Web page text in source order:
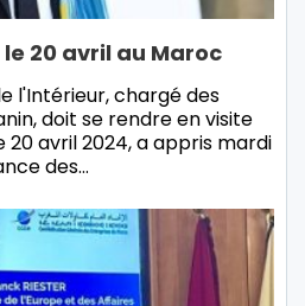
20 avril au Maroc
l'Intérieur, chargé des
doit se rendre en visite
avril 2024, a appris mardi
des…